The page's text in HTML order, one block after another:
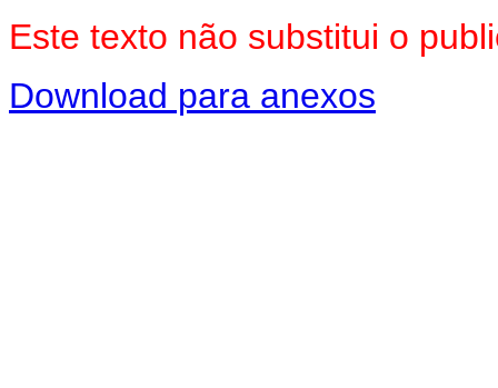
Este texto não substitui o
Download para anexos